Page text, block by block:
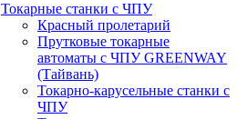
Токарные станки с ЧПУ
Красный пролетарий
Прутковые токарные
автоматы с ЧПУ GREENWAY
(Тайвань)
Токарно-карусельные станки с
ЧПУ